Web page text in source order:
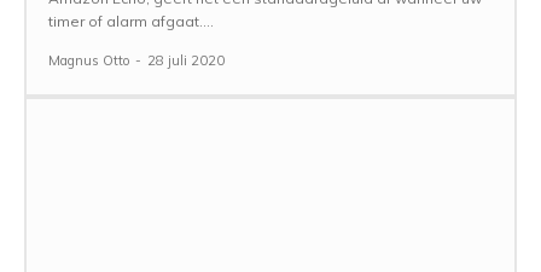
timer of alarm afgaat....
Magnus Otto - 28 juli 2020